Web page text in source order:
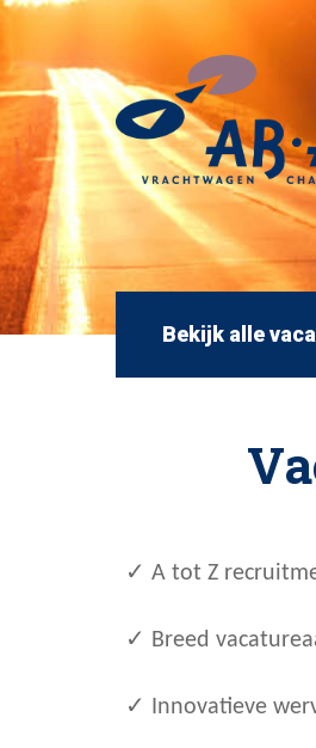
Bekijk alle
✓ A tot Z
✓ Breed
✓ Innovatieve